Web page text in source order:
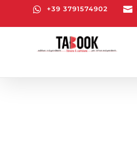
 +39 3791574902 